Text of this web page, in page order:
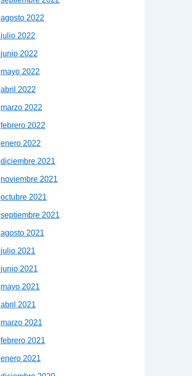
agosto 2022
julio 2022
junio 2022
mayo 2022
abril 2022
marzo 2022
febrero 2022
enero 2022
diciembre 2021
noviembre 2021
octubre 2021
septiembre 2021
agosto 2021
julio 2021
junio 2021
mayo 2021
abril 2021
marzo 2021
febrero 2021
enero 2021